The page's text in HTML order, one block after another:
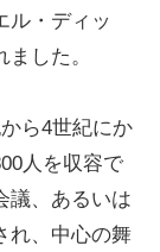
ル・ディッ
した。
ら4世紀にか
人を収容で
議、あるいは
れ、中心の舞